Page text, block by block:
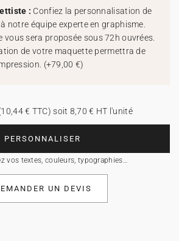
: Confiez la personnalisation de
notre équipe experte en graphisme.
vous sera proposée sous 72h ouvrées.
de votre maquette permettra de
(+79,00 €)
PERSONNALISER
vos textes, couleurs, typographies…
€ TTC) soit 8,70 € HT l'unité
UN DEVIS